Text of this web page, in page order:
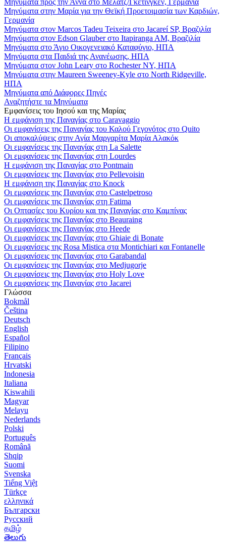
Μηνύματα στην Μαρία για την Θεϊκή Προετοιμασία των Καρδιών,
Γερμανία
Μηνύματα στον Marcos Tadeu Teixeira στο Jacareí SP, Βραζιλία
Μηνύματα στον Edson Glauber στο Itapiranga AM, Βραζιλία
Μηνύματα στο Άγιο Οικογενειακό Καταφύγιο, ΗΠΑ
Μηνύματα στα Παιδιά της Ανανέωσης, ΗΠΑ
Μηνύματα στον John Leary στο Rochester NY, ΗΠΑ
Μηνύματα στην Maureen Sweeney-Kyle στο North Ridgeville,
ΗΠΑ
Μηνύματα από Διάφορες Πηγές
Αναζητήστε τα Μηνύματα
Εμφανίσεις του Ιησού και της Μαρίας
Η εμφάνιση της Παναγίας στο Caravaggio
Οι εμφανίσεις της Παναγίας του Καλού Γεγονότος στο Quito
Οι αποκαλύψεις στην Αγία Μαργαρίτα Μαρία Αλακόκ
Οι εμφανίσεις της Παναγίας στη La Salette
Οι εμφανίσεις της Παναγίας στη Lourdes
Η εμφάνιση της Παναγίας στο Pontmain
Οι εμφανίσεις της Παναγίας στο Pellevoisin
Η εμφάνιση της Παναγίας στο Knock
Οι εμφανίσεις της Παναγίας στο Castelpetroso
Οι εμφανίσεις της Παναγίας στη Fatima
Οι Οπτασίες του Κυρίου και της Παναγίας στο Καμπίνας
Οι εμφανίσεις της Παναγίας στο Beauraing
Οι εμφανίσεις της Παναγίας στο Heede
Οι εμφανίσεις της Παναγίας στο Ghiaie di Bonate
Οι εμφανίσεις της Rosa Mistica στα Montichiari και Fontanelle
Οι εμφανίσεις της Παναγίας στο Garabandal
Οι εμφανίσεις της Παναγίας στο Medjugorje
Οι εμφανίσεις της Παναγίας στο Holy Love
Οι εμφανίσεις της Παναγίας στο Jacarei
Γλώσσα
Bokmål
Čeština
Deutsch
English
Español
Filipino
Français
Hrvatski
Indonesia
Italiana
Kiswahili
Magyar
Melayu
Nederlands
Polski
Português
Română
Shqip
Suomi
Svenska
Tiếng Việt
Türkçe
ελληνικά
Български
Русский
தமிழ்
తెలుగు